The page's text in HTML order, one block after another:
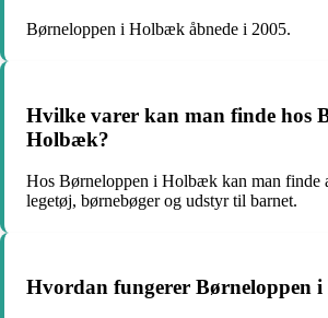
Børneloppen i Holbæk åbnede i 2005.
Hvilke varer kan man finde hos
Holbæk?
Hos Børneloppen i Holbæk kan man finde
legetøj, børnebøger og udstyr til barnet.
Hvordan fungerer Børneloppen